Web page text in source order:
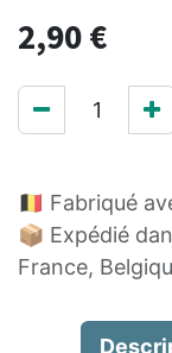
2,90€
🇧🇪 Fabriqué
📦 Expédié
France,